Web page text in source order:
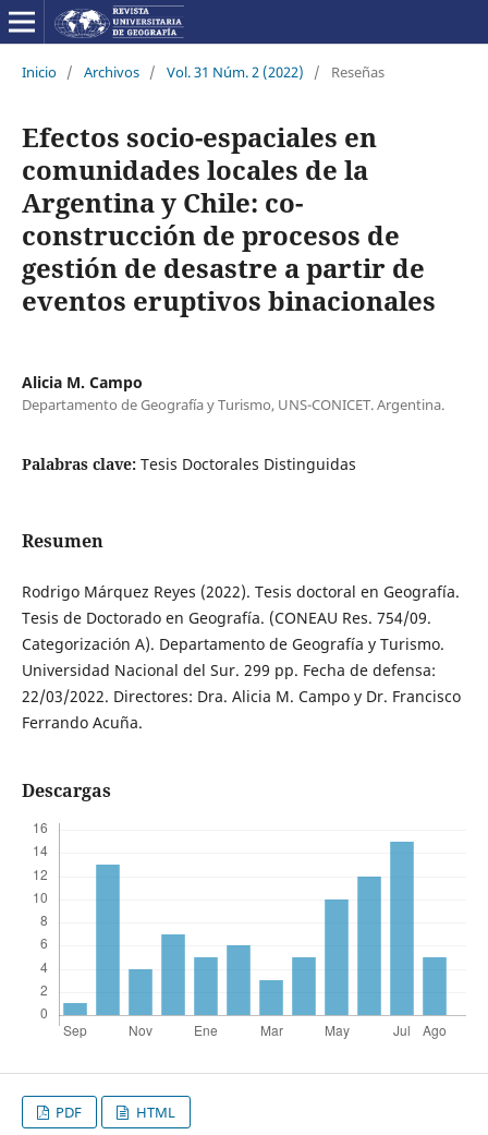
Inicio / Archivos / Vol. 31 Núm. 2 (2022) / Reseñas
Efectos socio-espaciales en
comunidades locales de la
Argentina y Chile: co-
construcción de procesos de
gestión de desastre a partir de
eventos eruptivos binacionales
Alicia M. Campo
Departamento de Geografía y Turismo, UNS-CONICET. Argentina.
Palabras clave: Tesis Doctorales Distinguidas
Resumen
Rodrigo Márquez Reyes (2022). Tesis doctoral en Geografía.
Tesis de Doctorado en Geografía. (CONEAU Res. 754/09.
Categorización A). Departamento de Geografía y Turismo.
Universidad Nacional del Sur. 299 pp. Fecha de defensa:
22/03/2022. Directores: Dra. Alicia M. Campo y Dr. Francisco
Ferrando Acuña.
Descargas
PDF HTML